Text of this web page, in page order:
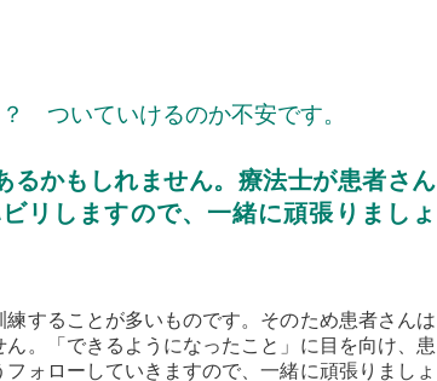
ついていけるのか不安です。
るかもしれません。療法士が患者さん
リしますので、一緒に頑張りましょ
することが多いものです。そのため患者さんは
。「できるようになったこと」に目を向け、患
ォローしていきますので、一緒に頑張りましょ